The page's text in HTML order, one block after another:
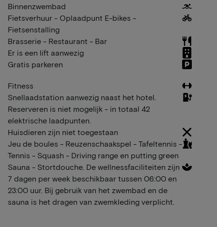
Binnenzwembad
Fietsverhuur - Oplaadpunt E-bikes -
Fietsenstalling
Brasserie - Restaurant - Bar
Er is een lift aanwezig
Gratis parkeren
Fitness
Snellaadstation aanwezig naast het hotel.
Reserveren is niet mogelijk - in totaal 42
elektrische laadpunten.
Huisdieren zijn niet toegestaan
Jeu de boules - Reuzenschaakspel - Tafeltennis -
Tennis - Squash - Driving range en putting green
Sauna - Stortdouche. De wellnessfaciliteiten zijn
7 dagen per week beschikbaar tussen 06:00 en
23:00 uur. Bij gebruik van het zwembad en de
sauna is het dragen van zwemkleding verplicht.